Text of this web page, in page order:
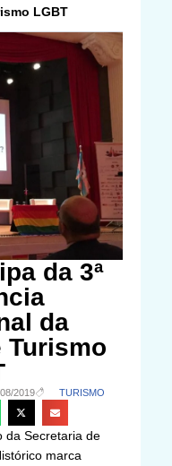
LGBT
da 3ª
da
Turismo
2019 TURISMO
da Secretaria de
marca